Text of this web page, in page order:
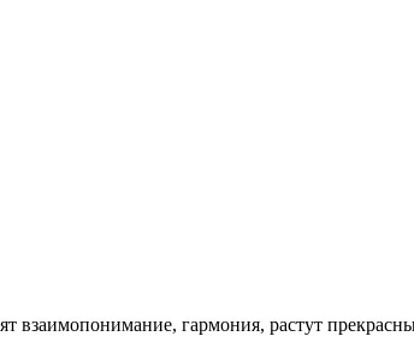
взаимопонимание, гармония, растут